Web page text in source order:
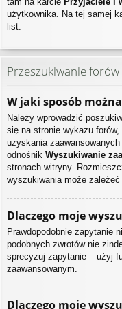
użytkownika. Na tej samej
list.
Przeszukiwanie forów
W jaki sposób
Należy wprowadzić
się na stronie wykazu
uzyskania
odnośnik Wyszukiwanie
stronach witryny.
wyszukiwania może zależeć
Dlaczego moje
Prawdopodobnie zapytanie
podobnych zwrotów nie
sprecyzuj zapytanie – użyj
zaawansowanym.
Dlaczego moje